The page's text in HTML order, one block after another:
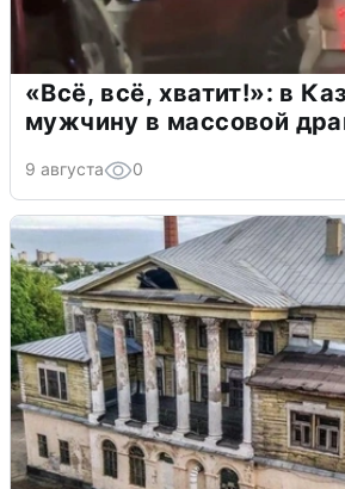
«Всё, всё, хватит!»: в
мужчину в массовой
9 августа 0